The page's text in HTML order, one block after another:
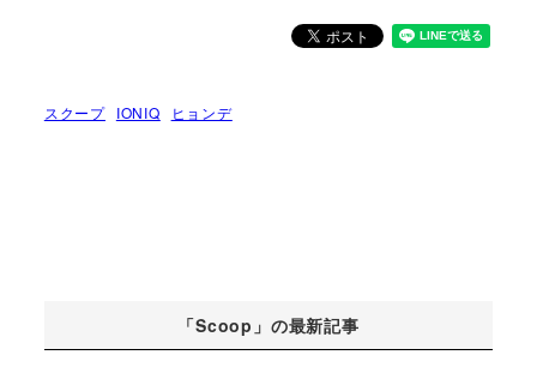
スクープ IONIQ ヒョンデ
「Scoop」の最新記事